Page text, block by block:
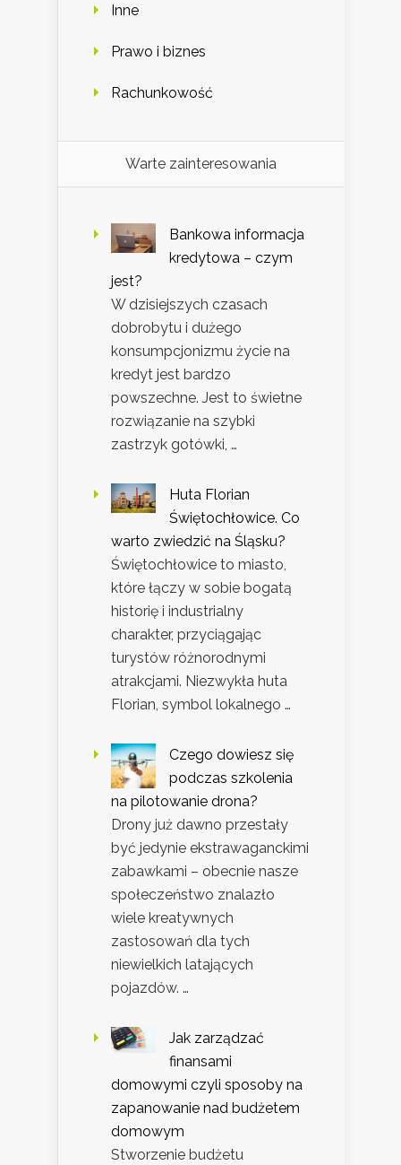
Inne
Prawo i biznes
Rachunkowość
Warte zainteresowania
Bankowa informacja
kredytowa – czym
jest?
W dzisiejszych czasach
dobrobytu i dużego
konsumpcjonizmu życie na
kredyt jest bardzo
powszechne. Jest to świetne
rozwiązanie na szybki
zastrzyk gotówki, …
Huta Florian
Świętochłowice. Co
warto zwiedzić na Śląsku?
Świętochłowice to miasto,
które łączy w sobie bogatą
historię i industrialny
charakter, przyciągając
turystów różnorodnymi
atrakcjami. Niezwykła huta
Florian, symbol lokalnego …
Czego dowiesz się
podczas szkolenia
na pilotowanie drona?
Drony już dawno przestały
być jedynie ekstrawaganckimi
zabawkami – obecnie nasze
społeczeństwo znalazło
wiele kreatywnych
zastosowań dla tych
niewielkich latających
pojazdów. …
Jak zarządzać
finansami
domowymi czyli sposoby na
zapanowanie nad budżetem
domowym
Stworzenie budżetu